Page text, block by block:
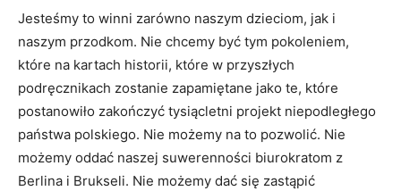
Jesteśmy to winni zarówno naszym dzieciom, jak i
naszym przodkom. Nie chcemy być tym pokoleniem,
które na kartach historii, które w przyszłych
podręcznikach zostanie zapamiętane jako te, które
postanowiło zakończyć tysiącletni projekt niepodległego
państwa polskiego. Nie możemy na to pozwolić. Nie
możemy oddać naszej suwerenności biurokratom z
Berlina i Brukseli. Nie możemy dać się zastąpić